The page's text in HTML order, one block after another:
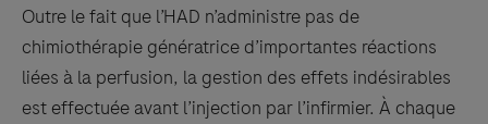
Outre le fait que l’HAD n’administre pas de
chimiothérapie génératrice d’importantes réactions
liées à la perfusion, la gestion des effets indésirables
est effectuée avant l’injection par l’infirmier. À chaque